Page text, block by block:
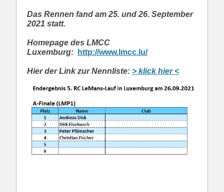
Das Rennen fand am 25. und 26. September
2021 statt.
Homepage des LMCC
Luxemburg:
http://www.lmcc.lu/
Hier der Link zur Nennliste: > klick hier <